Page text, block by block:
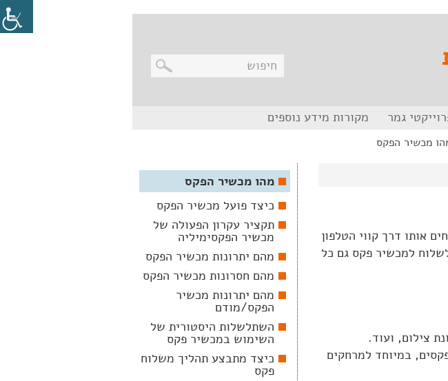
גמר מקורות מידע נוספים
מכשיר הפקס
אותו דרך קווי הטלפון
למכשיר פקס גם כל
צילום, ועוד.
במיוחד למרחקים
מהו מכשיר הפקס
כיצד פועל מכשיר הפקס
תקציר עקרון הפעולה של
מכשיר הפקסימיליה
מהם יתרונות מכשיר הפקס
מהם חסרונות מכשיר הפקס
מהם יתרונות מכשיר
הפקס/מודם
השתלשלות היסטורית של
השימוש במכשיר פקס
כיצד מתבצע תהליך משלוח
פקס